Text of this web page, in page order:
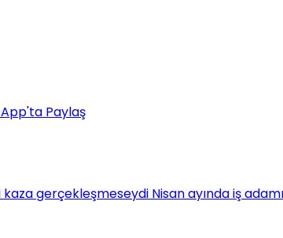
Paylaş
gerçekleşmeseydi Nisan ayında iş